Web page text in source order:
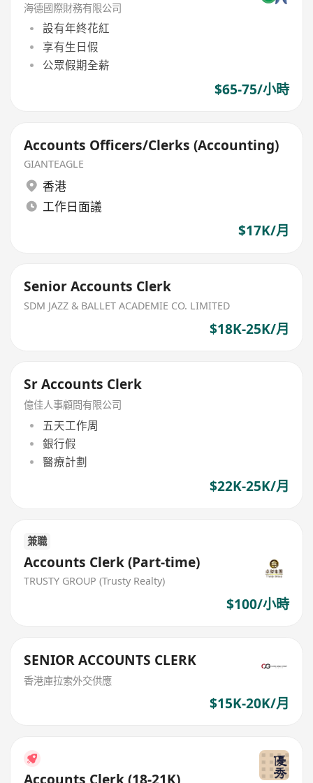
海德國際財務有限公司
設有年終花紅
享有生日假
公眾假期全薪
$65-75/小時
Accounts Officers/Clerks (Accounting)
GIANTEAGLE
香港
工作日面議
$17K/月
Senior Accounts Clerk
SDM JAZZ & BALLET ACADEMIE CO. LIMITED
$18K-25K/月
Sr Accounts Clerk
億佳人事顧問有限公司
五天工作周
銀行假
醫療計劃
$22K-25K/月
兼職
Accounts Clerk (Part-time)
TRUSTY GROUP (Trusty Realty)
$100/小時
SENIOR ACCOUNTS CLERK
香港庫拉索外交供應
$15K-20K/月
Accounts Clerk (18-21K)